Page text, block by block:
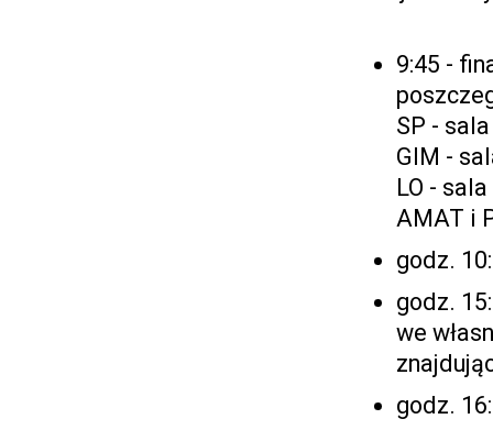
9:45 -
SP -
GIM -
LO -
AMAT i
godz.
godz.
we
godz.